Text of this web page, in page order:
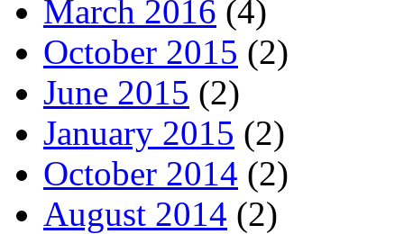
March 2016 (4)
October 2015 (2)
June 2015 (2)
January 2015 (2)
October 2014 (2)
August 2014 (2)